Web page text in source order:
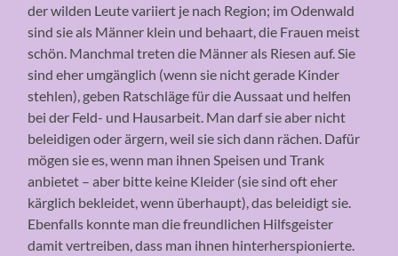
der wilden Leute variiert je nach Region; im Odenwald
sind sie als Männer klein und behaart, die Frauen meist
schön. Manchmal treten die Männer als Riesen auf. Sie
sind eher umgänglich (wenn sie nicht gerade Kinder
stehlen), geben Ratschläge für die Aussaat und helfen
bei der Feld- und Hausarbeit. Man darf sie aber nicht
beleidigen oder ärgern, weil sie sich dann rächen. Dafür
mögen sie es, wenn man ihnen Speisen und Trank
anbietet – aber bitte keine Kleider (sie sind oft eher
kärglich bekleidet, wenn überhaupt), das beleidigt sie.
Ebenfalls konnte man die freundlichen Hilfsgeister
damit vertreiben, dass man ihnen hinterherspionierte.